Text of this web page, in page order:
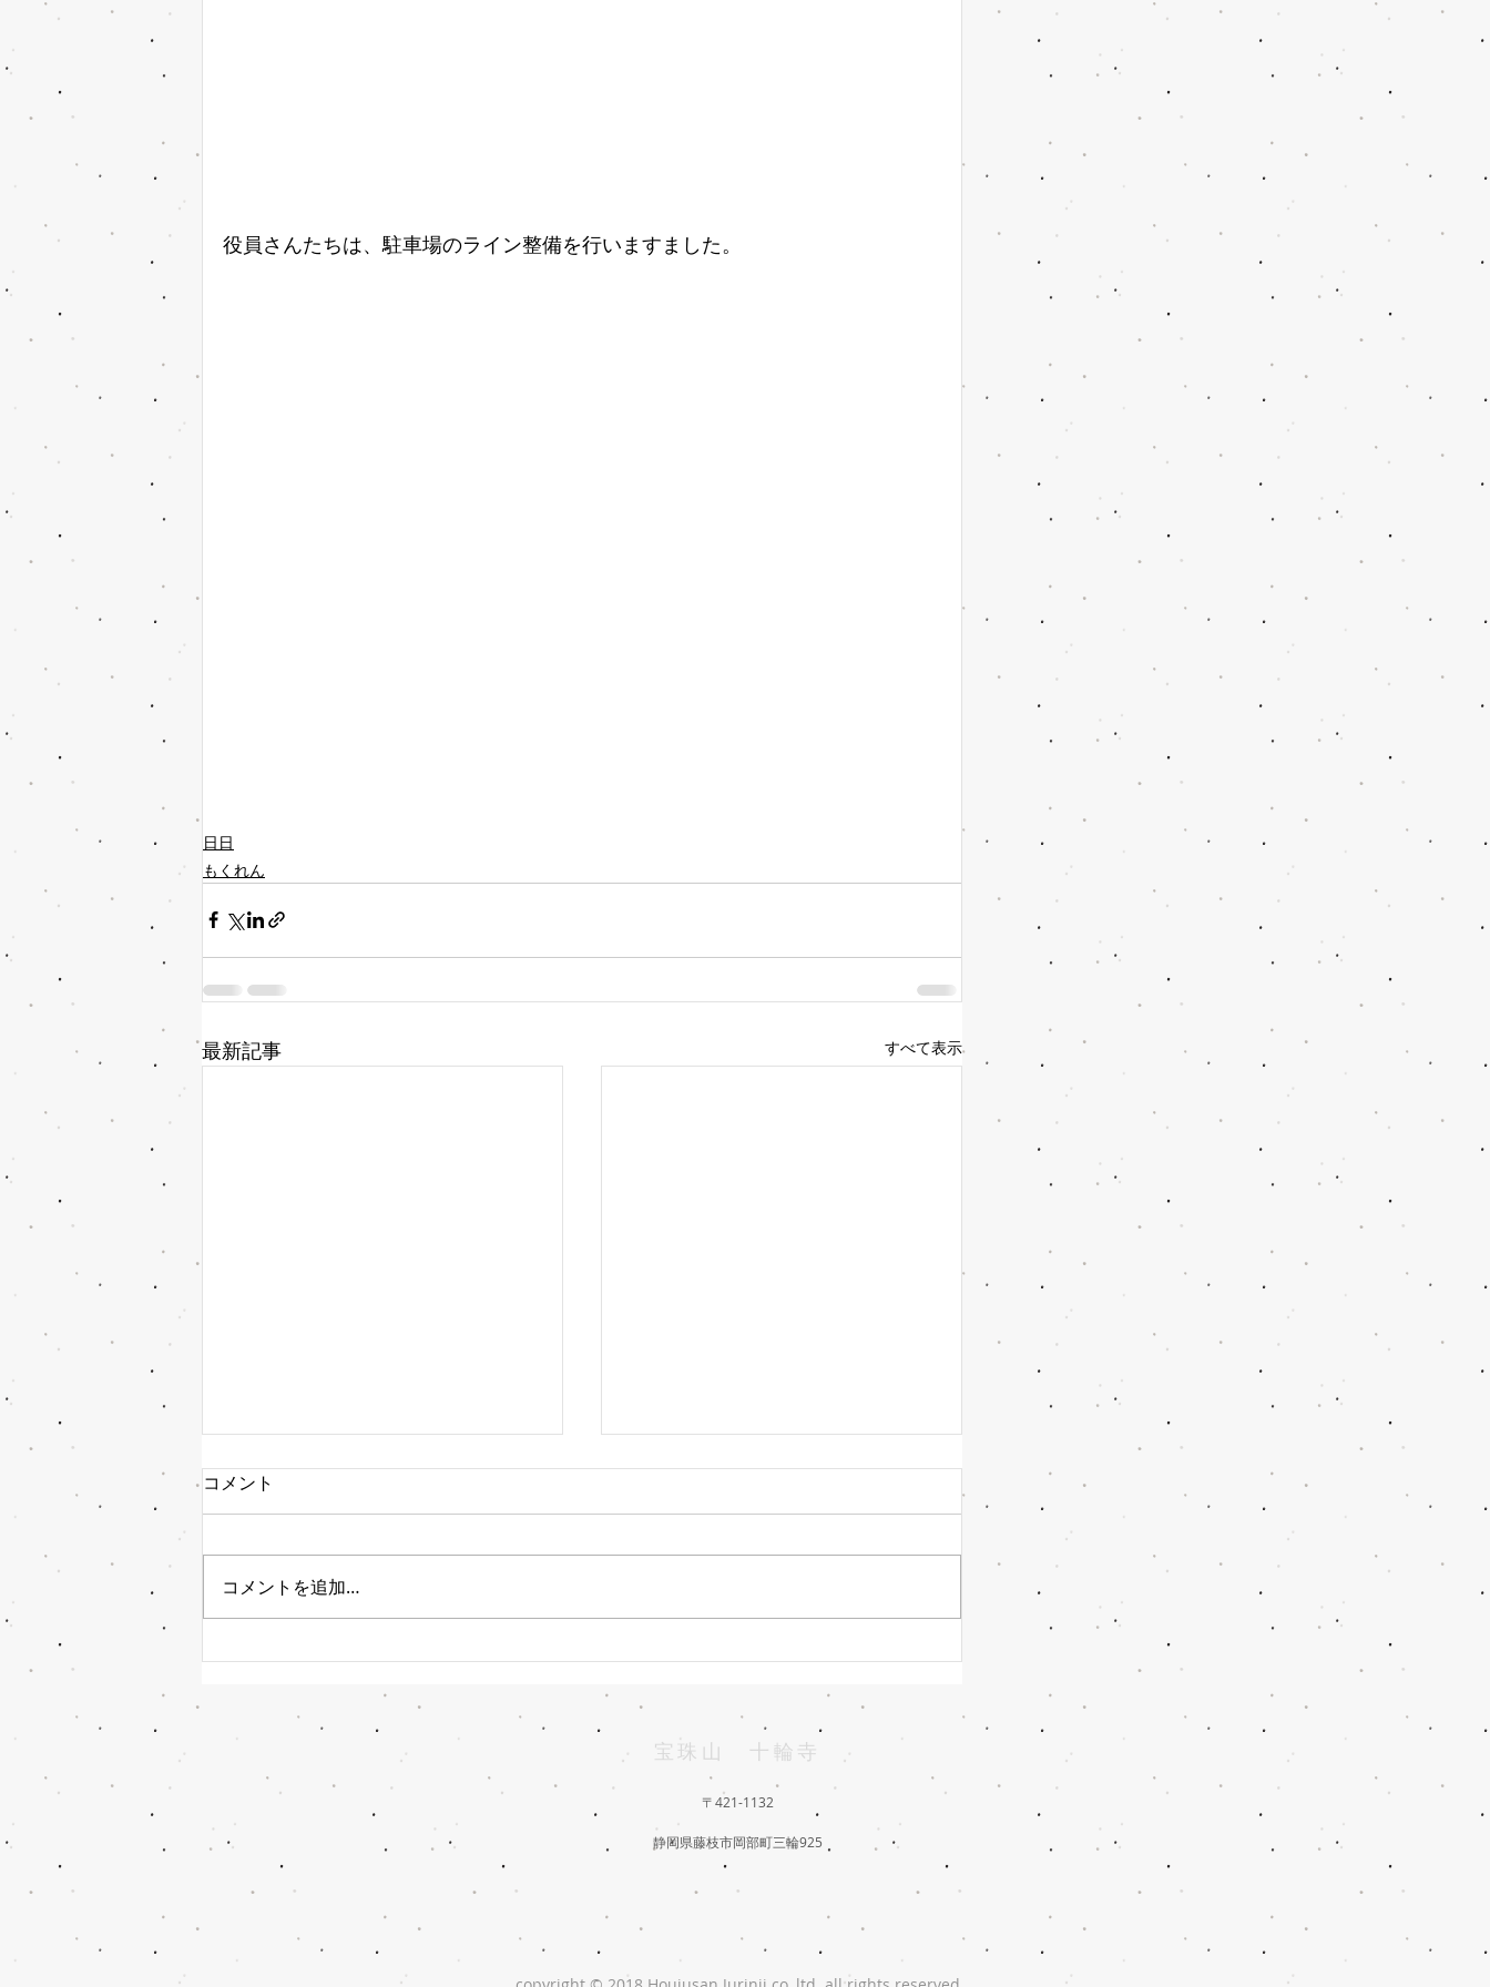
役員さんたちは、駐車場のライン整備を行いますました。
日日
もくれん
最新記事 すべて表示
もくれん開花 3月1日
コメント
コメントを追加…
宝珠山 十輪寺
〒421-1132
静岡県藤枝市岡部町三輪925